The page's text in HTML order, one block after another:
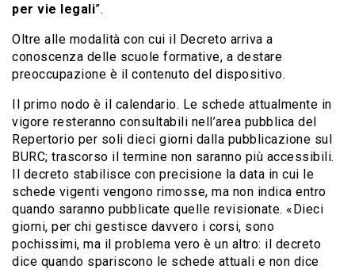
per vie legali”.
Oltre alle modalità con cui il Decreto arriva a
conoscenza delle scuole formative, a destare
preoccupazione è il contenuto del dispositivo.
Il primo nodo è il calendario. Le schede attualmente in
vigore resteranno consultabili nell’area pubblica del
Repertorio per soli dieci giorni dalla pubblicazione sul
BURC; trascorso il termine non saranno più accessibili.
Il decreto stabilisce con precisione la data in cui le
schede vigenti vengono rimosse, ma non indica entro
quando saranno pubblicate quelle revisionate. «Dieci
giorni, per chi gestisce davvero i corsi, sono
pochissimi, ma il problema vero è un altro: il decreto
dice quando spariscono le schede attuali e non dice